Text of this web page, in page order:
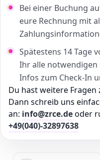
Bei einer Buchung
eure Rechnung mit
Spätestens 14 Tage
Ihr alle notwendigen
Infos zum Check-In
Du hast weitere
Dann schreib uns
an: info@zrce.deoder
+49(040)-32897638